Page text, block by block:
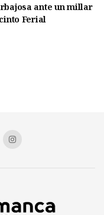
ante un millar
Ferial